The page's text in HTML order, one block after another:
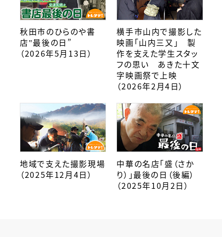
秋田市のひらのや書
店‟最後の日”
（2026年5月13日）
横手市山内で撮影した
映画「山内三又」 製
作を支えた学生スタッ
フの思い あきた十文
字映画祭で上映
（2026年2月4日）
地域で支えた撮影現場
（2025年12月4日）
中華の名店「盛（さか
り）」最後の日（後編）
（2025年10月2日）